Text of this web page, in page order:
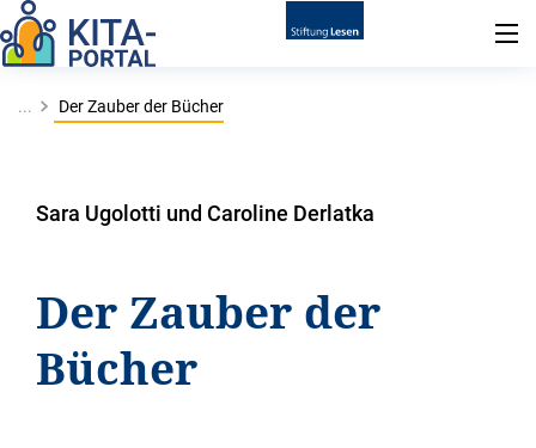
... Der Zauber der Bücher
Sara Ugolotti und Caroline Derlatka
Der Zauber der
Bücher